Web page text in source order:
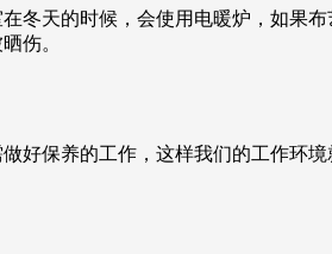
冬天的时候，会使用电暖炉，如果
伤。
好保养的工作，这样我们的工作环